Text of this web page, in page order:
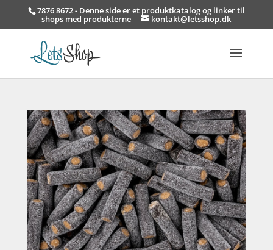
7876 8672 - Denne side er et produktkatalog og linker til
shops med produkterne kontakt@letsshop.dk